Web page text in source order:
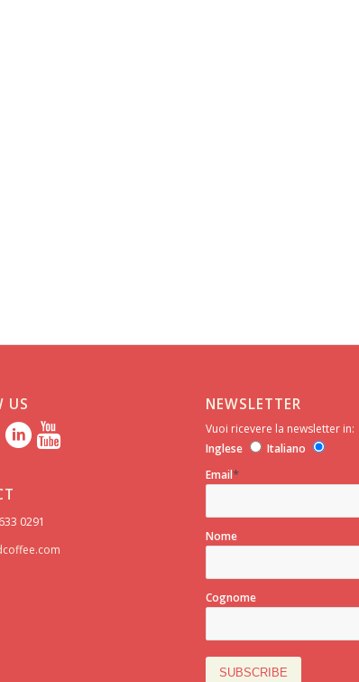
US
0291
NEWSLETTER
Vuoi ricevere la newsletter in:
Inglese
Italiano
Email*
Nome
Cognome